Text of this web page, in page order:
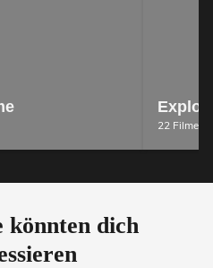
22 Filme
könnten dich